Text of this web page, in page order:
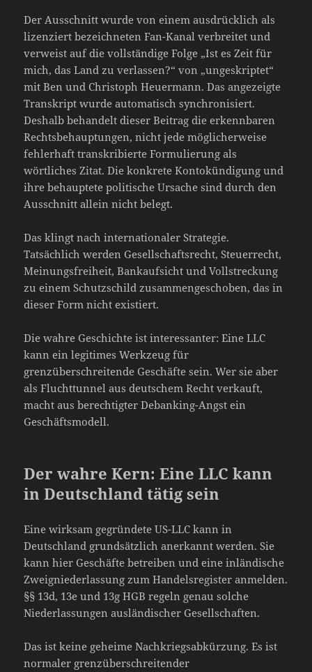
Der Ausschnitt wurde von einem ausdrücklich als
lizenziert bezeichneten Fan-Kanal verbreitet und
verweist auf die vollständige Folge „Ist es Zeit für
mich, das Land zu verlassen?“ von „ungeskriptet“
mit Ben und Christoph Heuermann. Das angezeigte
Transkript wurde automatisch synchronisiert.
Deshalb behandelt dieser Beitrag die erkennbaren
Rechtsbehauptungen, nicht jede möglicherweise
fehlerhaft transkribierte Formulierung als
wörtliches Zitat. Die konkrete Kontokündigung und
ihre behauptete politische Ursache sind durch den
Ausschnitt allein nicht belegt.
Das klingt nach internationaler Strategie.
Tatsächlich werden Gesellschaftsrecht, Steuerrecht,
Meinungsfreiheit, Bankaufsicht und Vollstreckung
zu einem Schutzschild zusammengeschoben, das in
dieser Form nicht existiert.
Die wahre Geschichte ist interessanter: Eine LLC
kann ein legitimes Werkzeug für
grenzüberschreitende Geschäfte sein. Wer sie aber
als Fluchttunnel aus deutschem Recht verkauft,
macht aus berechtigter Debanking-Angst ein
Geschäftsmodell.
Der wahre Kern: Eine LLC kann
in Deutschland tätig sein
Eine wirksam gegründete US-LLC kann in
Deutschland grundsätzlich anerkannt werden. Sie
kann hier Geschäfte betreiben und eine inländische
Zweigniederlassung zum Handelsregister anmelden.
§§ 13d, 13e und 13g HGB regeln genau solche
Niederlassungen ausländischer Gesellschaften.
Das ist keine geheime Nachkriegsabkürzung. Es ist
normaler grenzüberschreitender